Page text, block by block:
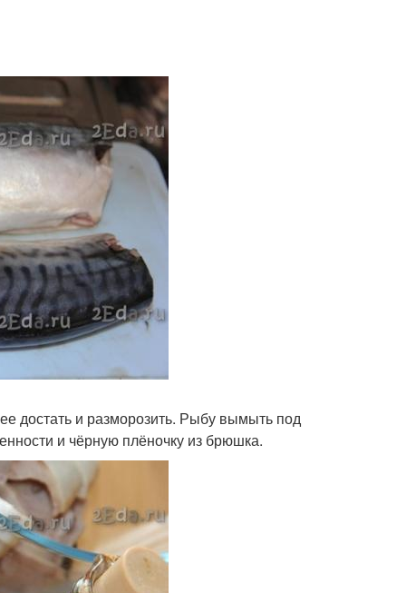
достать и разморозить. Рыбу вымыть под
и чёрную плёночку из брюшка.